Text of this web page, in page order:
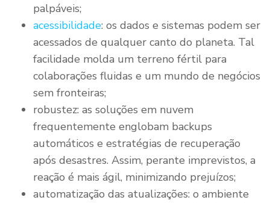
palpáveis;
acessibilidade: os dados e sistemas podem ser
acessados de qualquer canto do planeta. Tal
facilidade molda um terreno fértil para
colaborações fluidas e um mundo de negócios
sem fronteiras;
robustez: as soluções em nuvem
frequentemente englobam backups
automáticos e estratégias de recuperação
após desastres. Assim, perante imprevistos, a
reação é mais ágil, minimizando prejuízos;
automatização das atualizações: o ambiente